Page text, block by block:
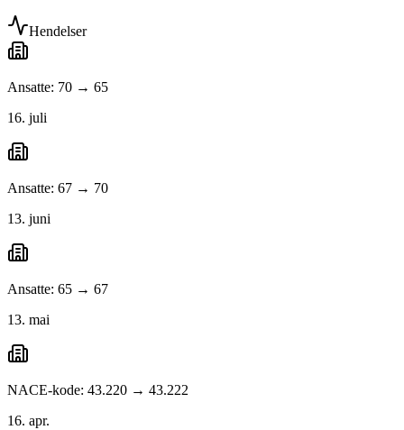
Hendelser
Ansatte: 70 → 65
16. juli
Ansatte: 67 → 70
13. juni
Ansatte: 65 → 67
13. mai
NACE-kode: 43.220 → 43.222
16. apr.